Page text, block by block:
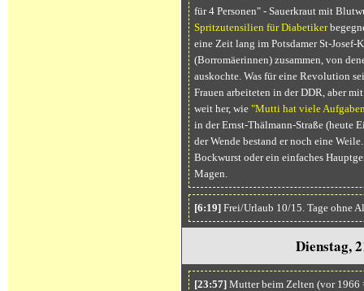
für 4 Personen" - Sauerkraut mit
Spritzutensilien für Diabetiker
eine Zeit lang im Potsdamer St-Josef-
(Borromäerinnen) zusammen, von
auskochte. Was für eine Revolution
Frauen arbeiteten in der DDR, aber
weit her, wie "Mutti hat viele
in der Ernst-Thälmann-Straße (heute
der Wende bestand er noch eine
Bockwurst oder ein einfaches
Magen.
[6:19]Frei/Urlaub 10/15. Tage ohne
Dienstag,
[23:57]Mutter beim Zelten (vor 1966